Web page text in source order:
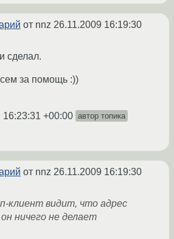
от nnz 26.11.2009 16:19:30
сделал.
за помощь :))
16:23:31 +00:00 автор топика
от nnz 26.11.2009 16:19:30
клиент видит, что адрес
ничего не делает